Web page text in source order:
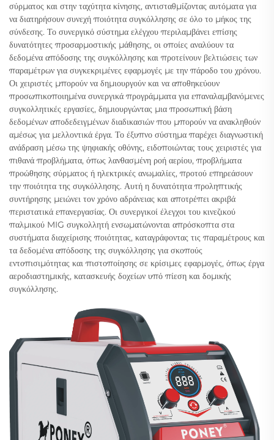
σύρματος και στην ταχύτητα κίνησης, αντισταθμίζοντας αυτόματα για
να διατηρήσουν συνεχή ποιότητα συγκόλλησης σε όλο το μήκος της
σύνδεσης. Το συνεργικό σύστημα ελέγχου περιλαμβάνει επίσης
δυνατότητες προσαρμοστικής μάθησης, οι οποίες αναλύουν τα
δεδομένα απόδοσης της συγκόλλησης και προτείνουν βελτιώσεις των
παραμέτρων για συγκεκριμένες εφαρμογές με την πάροδο του χρόνου.
Οι χειριστές μπορούν να δημιουργούν και να αποθηκεύουν
προσωπικοποιημένα συνεργικά προγράμματα για επαναλαμβανόμενες
συγκολλητικές εργασίες, δημιουργώντας μια προσωπική βάση
δεδομένων αποδεδειγμένων διαδικασιών που μπορούν να ανακληθούν
αμέσως για μελλοντικά έργα. Το έξυπνο σύστημα παρέχει διαγνωστική
ανάδραση μέσω της ψηφιακής οθόνης, ειδοποιώντας τους χειριστές για
πιθανά προβλήματα, όπως λανθασμένη ροή αερίου, προβλήματα
προώθησης σύρματος ή ηλεκτρικές ανωμαλίες, προτού επηρεάσουν
την ποιότητα της συγκόλλησης. Αυτή η δυνατότητα προληπτικής
συντήρησης μειώνει τον χρόνο αδράνειας και αποτρέπει ακριβά
περιστατικά επανεργασίας. Οι συνεργικοί έλεγχοι του κινεζικού
παλμικού MIG συγκολλητή ενσωματώνονται απρόσκοπτα στα
συστήματα διαχείρισης ποιότητας, καταγράφοντας τις παραμέτρους και
τα δεδομένα απόδοσης της συγκόλλησης για σκοπούς
εντοπισιμότητας και πιστοποίησης σε κρίσιμες εφαρμογές, όπως έργα
αεροδιαστημικής, κατασκευής δοχείων υπό πίεση και δομικής
συγκόλλησης.